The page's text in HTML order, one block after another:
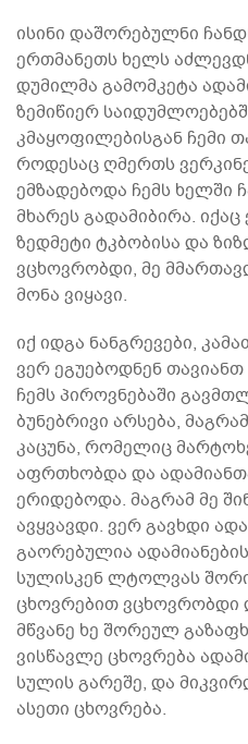
ისინი დაშორებულნი
ერთმანეთს ხელს
დუმილმა გამომკეტა
ზემიწიერ
კმაყოფილებისგან ჩემი
როდესაც ღმერთს
ემზადებოდა ჩემს ხელში
მხარეს გადამიბირა.
ზედმეტი ტკბობისა და
ვცხოვრობდი, მე
მონა ვიყავი.
იქ იდგა ნანგრევები,
ვერ ეგუებოდნენ
ჩემს პიროვნებაში
ბუნებრივი არსება,
კაცუნა, რომელიც
აფრთხობდა და
ერიდებოდა. მაგრამ მე
ავყვავდი. ვერ გავხდი
გაორებულია
სულისკენ ლტოლვას
ცხოვრებით ვცხოვრობდი
მწვანე ხე შორეულ
ვისწავლე ცხოვრება
სულის გარეშე, და
ასეთი ცხოვრება.